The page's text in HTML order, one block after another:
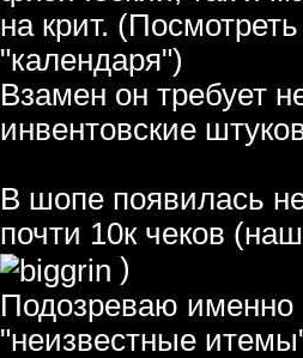
на крит.
"календаря")
Взамен он требует
инвентовские
В шопе появилась
почти 10к чеков
)
Подозреваю именно
"неизвестные